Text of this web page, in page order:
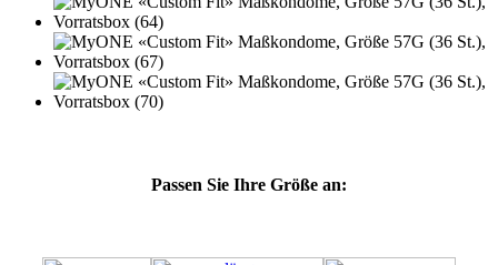
Passen Sie Ihre Größe an: